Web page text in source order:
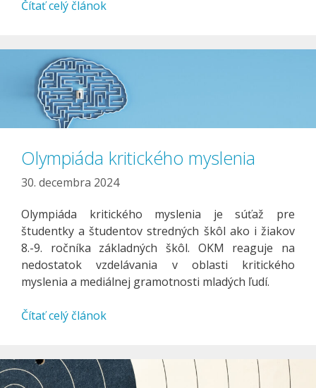
Čítať celý článok
Olympiáda kritického myslenia
30. decembra 2024
Olympiáda kritického myslenia je súťaž pre
študentky a študentov stredných škôl ako i žiakov
8.-9. ročníka základných škôl. OKM reaguje na
nedostatok vzdelávania v oblasti kritického
myslenia a mediálnej gramotnosti mladých ľudí.
Čítať celý článok